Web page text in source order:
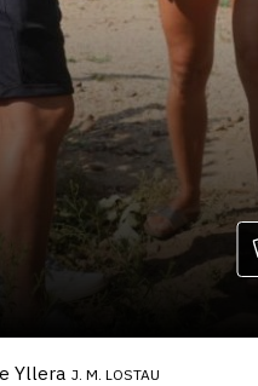
Yllera J. M. LOSTAU